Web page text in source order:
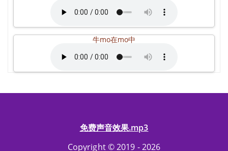
牛mo在mo中
免费声音效果.mp3
Copyright © 2019 - 2026